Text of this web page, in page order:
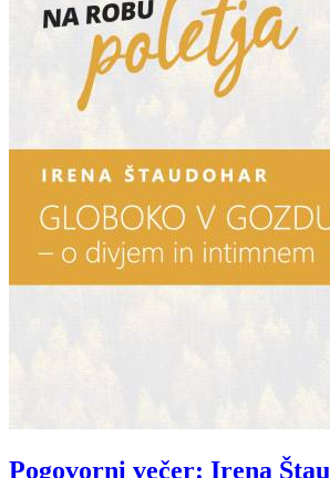
Pogovorni večer: Irena